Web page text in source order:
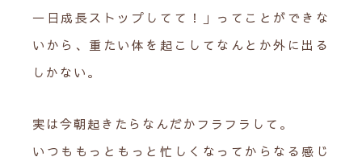
一日成長ストップしてて！」ってことができな
いから、重たい体を起こしてなんとか外に出る
しかない。
実は今朝起きたらなんだかフラフラして。
いつももっともっと忙しくなってからなる感じ